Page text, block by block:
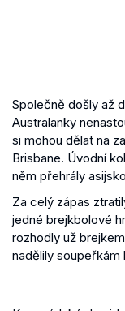
Společně došly až
Australanky
si mohou dělat na
Brisbane. Úvodní
něm přehrály
Za celý zápas
jedné brejkbolové
rozhodly už
nadělily soupeřkám